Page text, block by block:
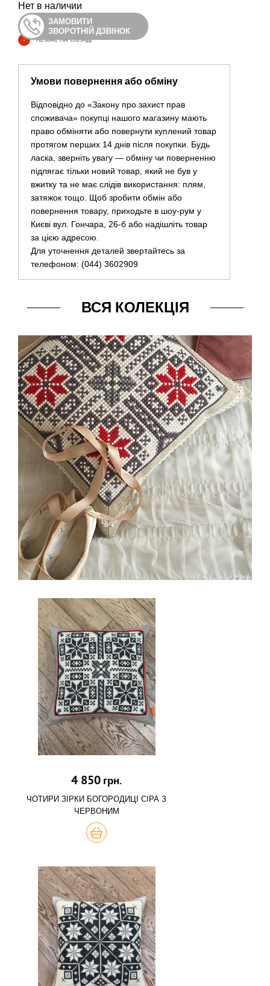
Нет в наличии
ЗАМОВИТИ
ЗВОРОТНІЙ ДЗВІНОК
- НЕМАЄ НА СКЛАДІ
Умови повернення або обміну
Відповідно до «Закону про захист прав
споживача» покупці нашого магазину мають
право обміняти або повернути куплений товар
протягом перших 14 днів після покупки. Будь
ласка, зверніть увагу — обміну чи поверненню
підлягає тільки новий товар, який не був у
вжитку та не має слідів використання: плям,
затяжок тощо. Щоб зробити обмін або
повернення товару, приходьте в шоу-рум у
Києві вул. Гончара, 26-б або надішліть товар
за цією адресою.
Для уточнення деталей звертайтесь за
телефоном: (044) 3602909
ВСЯ КОЛЕКЦІЯ
4 850 грн.
ЧОТИРИ ЗІРКИ БОГОРОДИЦІ СІРА З
ЧЕРВОНИМ
КУПИТЬ